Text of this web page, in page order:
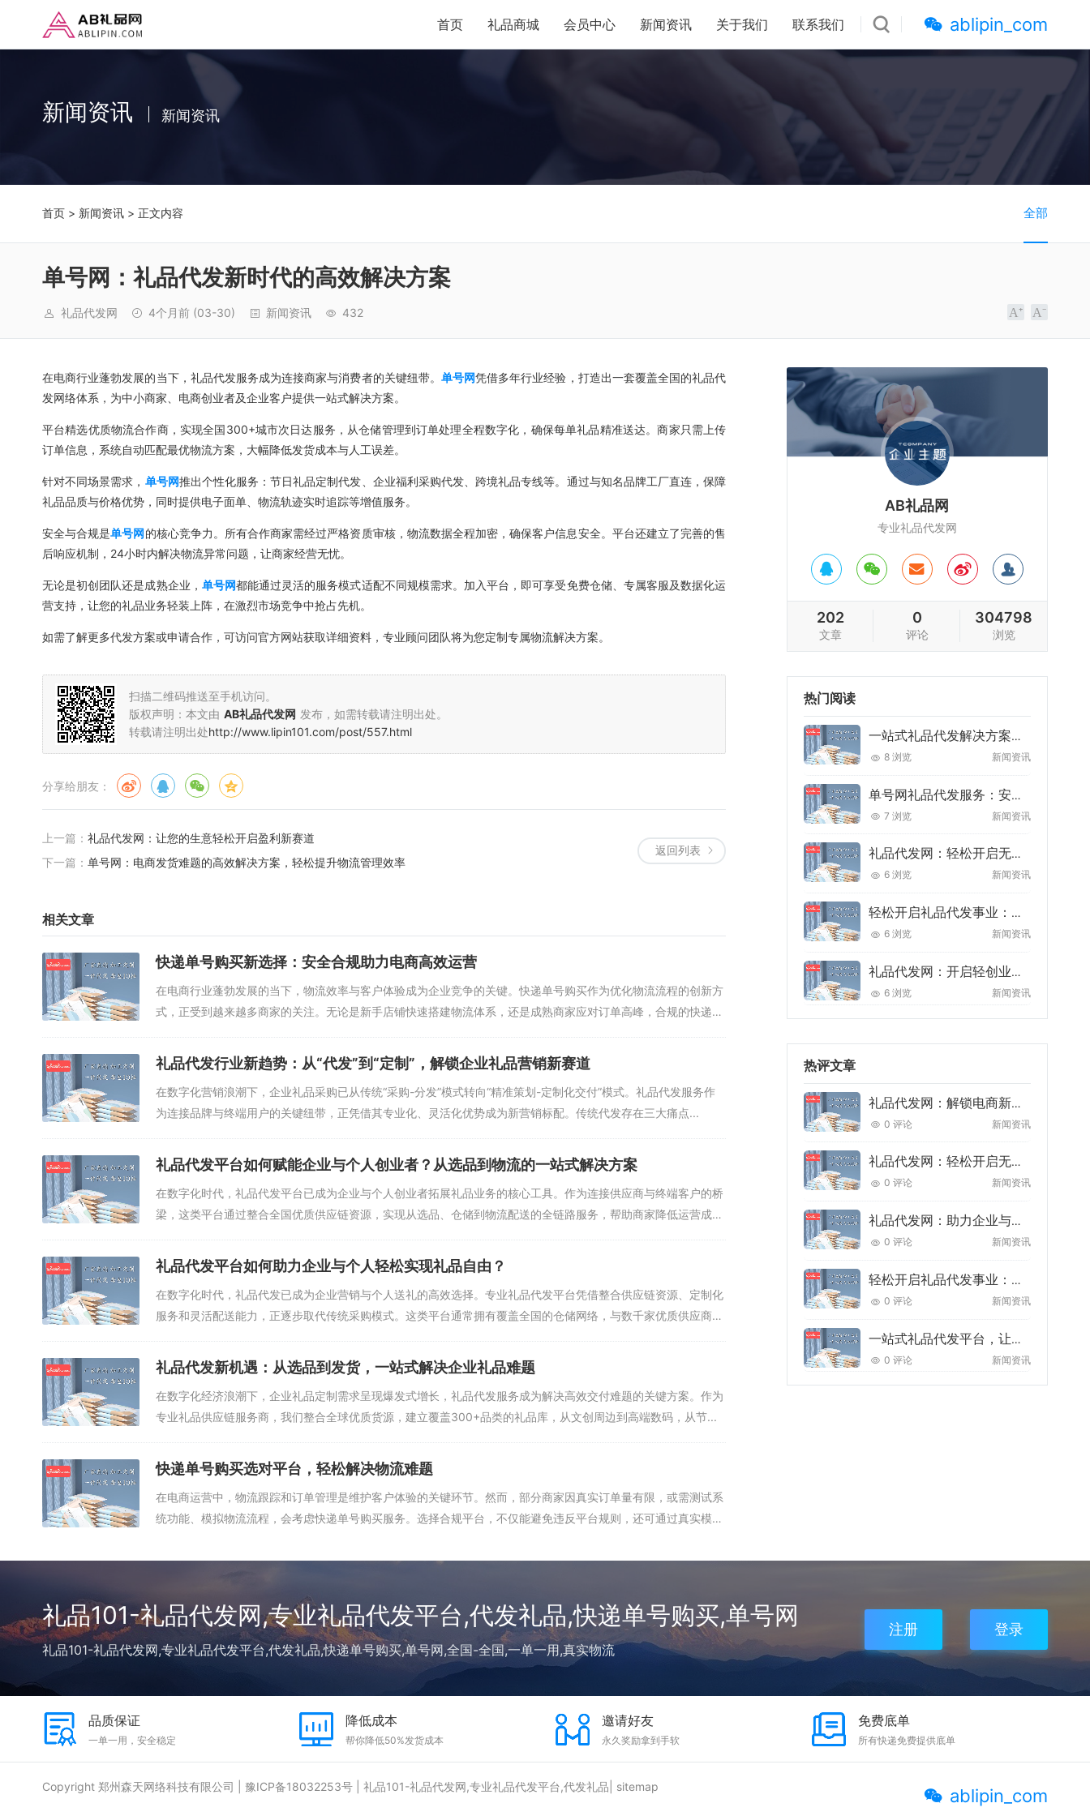
ablipin_com
首页 礼品商城 会员中心 新闻资讯 关于我们 联系我们
新闻资讯 新闻资讯
首页 > 新闻资讯 > 正文内容 全部
单号网：礼品代发新时代的高效解决方案
礼品代发网 4个月前 (03-30) 新闻资讯 432
在电商行业蓬勃发展的当下，礼品代发服务成为连接商家与消费者的关键纽带。 单号网凭借多年行业经验，打造出一套覆盖全国的礼品代
发网络体系，为中小商家、电商创业者及企业客户提供一站式解决方案。
平台精选优质物流合作商，实现全国300+城市次日达服务，从仓储管理到订单处理全程数字化，确保每单礼品精准送达。商家只需上传
订单信息，系统自动匹配最优物流方案，大幅降低发货成本与人工误差。
针对不同场景需求， 单号网推出个性化服务：节日礼品定制代发、企业福利采购代发、跨境礼品专线等。通过与知名品牌工厂直连，保障
礼品品质与价格优势，同时提供电子面单、物流轨迹实时追踪等增值服务。
安全与合规是单号网的核心竞争力。所有合作商家需经过严格资质审核，物流数据全程加密，确保客户信息安全。平台还建立了完善的售
后响应机制，24小时内解决物流异常问题，让商家经营无忧。
无论是初创团队还是成熟企业， 单号网都能通过灵活的服务模式适配不同规模需求。加入平台，即可享受免费仓储、专属客服及数据化运
营支持，让您的礼品业务轻装上阵，在激烈市场竞争中抢占先机。
如需了解更多代发方案或申请合作，可访问官方网站获取详细资料，专业顾问团队将为您定制专属物流解决方案。
扫描二维码推送至手机访问。
版权声明：本文由 AB礼品代发网 发布，如需转载请注明出处。
转载请注明出处http://www.lipin101.com/post/557.html
分享给朋友：
返回列表
上一篇： 礼品代发网：让您的生意轻松开启盈利新赛道
下一篇： 单号网：电商发货难题的高效解决方案，轻松提升物流管理效率
相关文章
快递单号购买新选择：安全合规助力电商高效运营
在电商行业蓬勃发展的当下，物流效率与客户体验成为企业竞争的关键。快递单号购买作为优化物流流程的创新方
式，正受到越来越多商家的关注。无论是新手店铺快速搭建物流体系，还是成熟商家应对订单高峰，合规的快递
礼品代发行业新趋势：从“代发”到“定制”，解锁企业礼品营销新赛道
在数字化营销浪潮下，企业礼品采购已从传统“采购-分发”模式转向“精准策划-定制化交付”模式。礼品代发服务作
为连接品牌与终端用户的关键纽带，正凭借其专业化、灵活化优势成为新营销标配。传统代发存在三大痛点...
礼品代发平台如何赋能企业与个人创业者？从选品到物流的一站式解决方案
在数字化时代，礼品代发平台已成为企业与个人创业者拓展礼品业务的核心工具。作为连接供应商与终端客户的桥
梁，这类平台通过整合全国优质供应链资源，实现从选品、仓储到物流配送的全链路服务，帮助商家降低运营成
礼品代发平台如何助力企业与个人轻松实现礼品自由？
在数字化时代，礼品代发已成为企业营销与个人送礼的高效选择。专业礼品代发平台凭借整合供应链资源、定制化
服务和灵活配送能力，正逐步取代传统采购模式。这类平台通常拥有覆盖全国的仓储网络，与数千家优质供应商
礼品代发新机遇：从选品到发货，一站式解决企业礼品难题
在数字化经济浪潮下，企业礼品定制需求呈现爆发式增长，礼品代发服务成为解决高效交付难题的关键方案。作为
专业礼品供应链服务商，我们整合全球优质货源，建立覆盖300+品类的礼品库，从文创周边到高端数码，从节...
快递单号购买选对平台，轻松解决物流难题
在电商运营中，物流跟踪和订单管理是维护客户体验的关键环节。然而，部分商家因真实订单量有限，或需测试系
统功能、模拟物流流程，会考虑快递单号购买服务。选择合规平台，不仅能避免违反平台规则，还可通过真实模
AB礼品网
专业礼品代发网
202
文章
0
评论
304798
浏览
热门阅读
一站式礼品代发解决方案：轻松开启礼品电商创业之旅
8 浏览 新闻资讯
单号网礼品代发服务：安全高效的电商供应链解决方案
7 浏览 新闻资讯
礼品代发网：轻松开启无库存创业新赛道，让礼品生意更高效省心
6 浏览 新闻资讯
轻松开启礼品代发事业：从选品到发货，一站式解决方案助你创业无忧
6 浏览 新闻资讯
礼品代发网：开启轻创业新机遇，让礼品分销更简单
6 浏览 新闻资讯
热评文章
礼品代发网：解锁电商新机遇，让创业与盈利更轻松
0 评论 新闻资讯
礼品代发网：轻松开启无库存创业新赛道，让礼品生意更高效省心
0 评论 新闻资讯
礼品代发网：助力企业与个人轻松实现礼品自由，开启高效营销新渠道
0 评论 新闻资讯
轻松开启礼品代发事业：从选品到发货，一站式解决方案助你创业无忧
0 评论 新闻资讯
一站式礼品代发平台，让企业营销与节日送礼更高效省心
0 评论 新闻资讯
礼品101-礼品代发网,专业礼品代发平台,代发礼品,快递单号购买,单号网
礼品101-礼品代发网,专业礼品代发平台,代发礼品,快递单号购买,单号网,全国-全国,一单一用,真实物流
注册 登录
品质保证
一单一用，安全稳定
降低成本
帮你降低50%发货成本
邀请好友
永久奖励拿到手软
免费底单
所有快递免费提供底单
ablipin_com
Copyright 郑州森天网络科技有限公司 | 豫ICP备18032253号 | 礼品101-礼品代发网,专业礼品代发平台,代发礼品| sitemap